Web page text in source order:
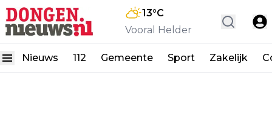
13°C
Vooral Helder
Nieuws 112 Gemeente Sport Zakelijk